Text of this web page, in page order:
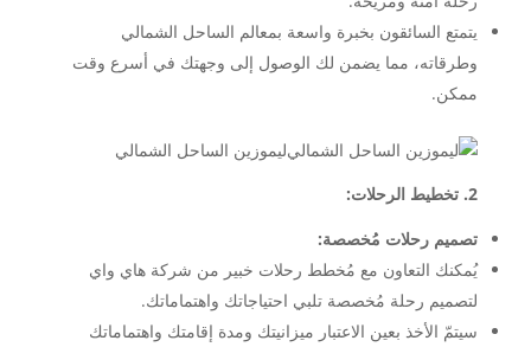
يتمتع السائقون بخبرة واسعة بمعالم الساحل الشمالي
وطرقاته، مما يضمن لك الوصول إلى وجهتك في أسرع وقت
ممكن.
ليموزين الساحل الشمالي
2. تخطيط الرحلات:
تصميم رحلات مُخصصة:
يُمكنك التعاون مع مُخطط رحلات خبير من شركة هاي واي
لتصميم رحلة مُخصصة تلبي احتياجاتك واهتماماتك.
سيتمّ الأخذ بعين الاعتبار ميزانيتك ومدة إقامتك واهتماماتك